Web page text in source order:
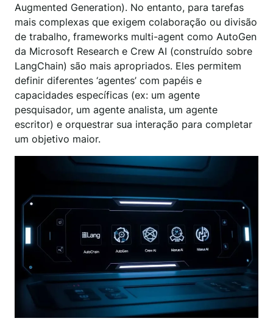
Augmented Generation). No entanto, para tarefas
mais complexas que exigem colaboração ou divisão
de trabalho, frameworks multi-agent como AutoGen
da Microsoft Research e Crew AI (construído sobre
LangChain) são mais apropriados. Eles permitem
definir diferentes ‘agentes’ com papéis e
capacidades específicas (ex: um agente
pesquisador, um agente analista, um agente
escritor) e orquestrar sua interação para completar
um objetivo maior.